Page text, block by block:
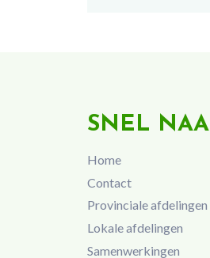
SNEL
Home
Contact
Provinciale afdelingen
Lokale afdelingen
Samenwerkingen